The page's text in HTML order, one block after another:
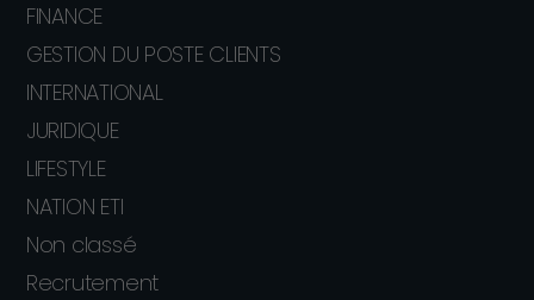
FINANCE
GESTION DU POSTE CLIENTS
INTERNATIONAL
JURIDIQUE
LIFESTYLE
NATION ETI
Non classé
Recrutement